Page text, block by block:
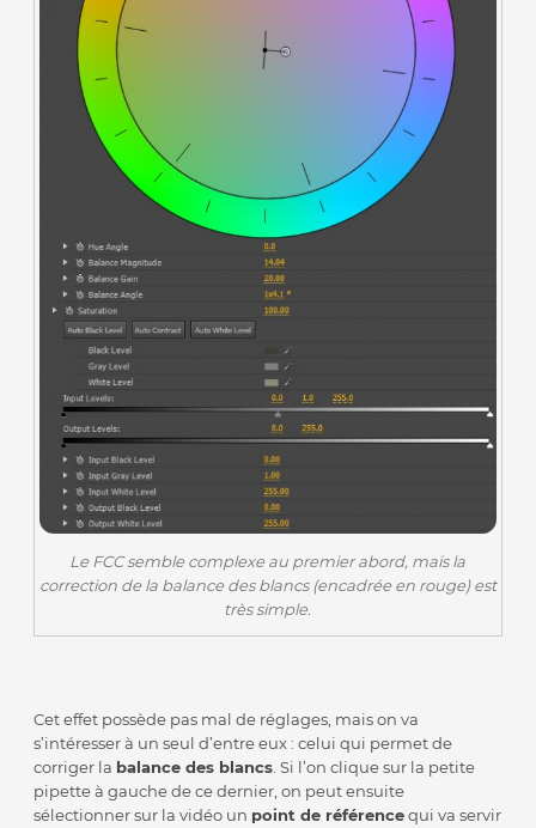
Le FCC semble complexe au premier abord, mais la
correction de la balance des blancs (encadrée en rouge) est
très simple.
Cet effet possède pas mal de réglages, mais on va
s’intéresser à un seul d’entre eux : celui qui permet de
corriger la balance des blancs. Si l’on clique sur la petite
pipette à gauche de ce dernier, on peut ensuite
sélectionner sur la vidéo un point de référencequi va servir